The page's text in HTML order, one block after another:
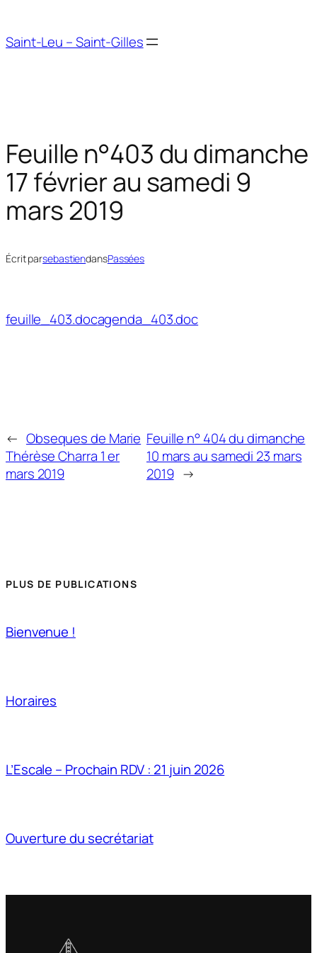
contenu
Saint-Leu – Saint-Gilles
Feuille n°403 du dimanche
17 février au samedi 9
mars 2019
Écrit parsebastiendansPassées
feuille_403.docagenda_403.doc
← Obseques de Marie
Thérèse Charra 1 er
mars 2019
Feuille n° 404 du dimanche
10 mars au samedi 23 mars
2019 →
PLUS DE PUBLICATIONS
Bienvenue !
Horaires
L’Escale – Prochain RDV : 21 juin 2026
Ouverture du secrétariat